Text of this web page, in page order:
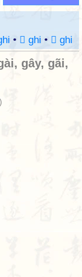
• 𫂮 ghi • 𫍕 ghi
, gây, gãi,